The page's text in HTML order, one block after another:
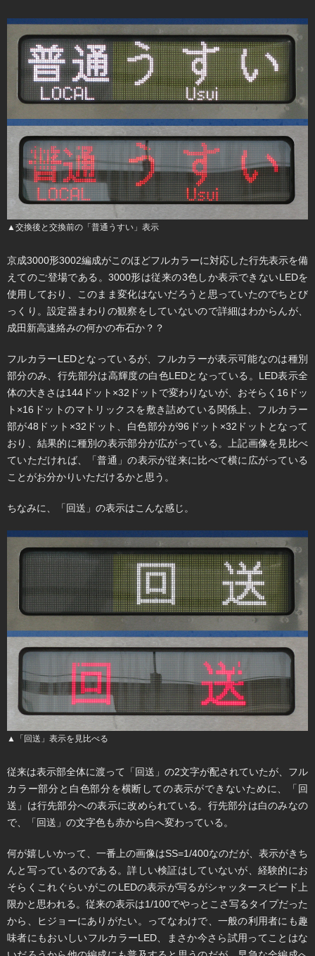
▲交換後と交換前の「普通うすい」表示
京成3000形3002編成がこのほどフルカラーに対応した行先表示を備
えてのご登場である。3000形は従来の3色しか表示できないLEDを
使用しており、このまま変化はないだろうと思っていたのでちとび
っくり。設定器まわりの観察をしていないので詳細はわからんが、
成田新高速絡みの何かの布石か？？
フルカラーLEDとなっているが、フルカラーが表示可能なのは種別
部分のみ、行先部分は高輝度の白色LEDとなっている。LED表示全
体の大きさは144ドット×32ドットで変わりないが、おそらく16ドッ
ト×16ドットのマトリックスを敷き詰めている関係上、フルカラー
部が48ドット×32ドット、白色部分が96ドット×32ドットとなって
おり、結果的に種別の表示部分が広がっている。上記画像を見比べ
ていただければ、「普通」の表示が従来に比べて横に広がっている
ことがお分かりいただけるかと思う。
ちなみに、「回送」の表示はこんな感じ。
▲「回送」表示を見比べる
従来は表示部全体に渡って「回送」の2文字が配されていたが、フル
カラー部分と白色部分を横断しての表示ができないために、「回
送」は行先部分への表示に改められている。行先部分は白のみなの
で、「回送」の文字色も赤から白へ変わっている。
何が嬉しいかって、一番上の画像はSS=1/400なのだが、表示がきち
んと写っているのである。詳しい検証はしていないが、経験的にお
そらくこれぐらいがこのLEDの表示が写るがシャッタースピード上
限かと思われる。従来の表示は1/100でやっとこさ写るタイプだった
から、ヒジョーにありがたい。ってなわけで、一般の利用者にも趣
味者にもおいしいフルカラーLED、まさか今さら試用ってことはな